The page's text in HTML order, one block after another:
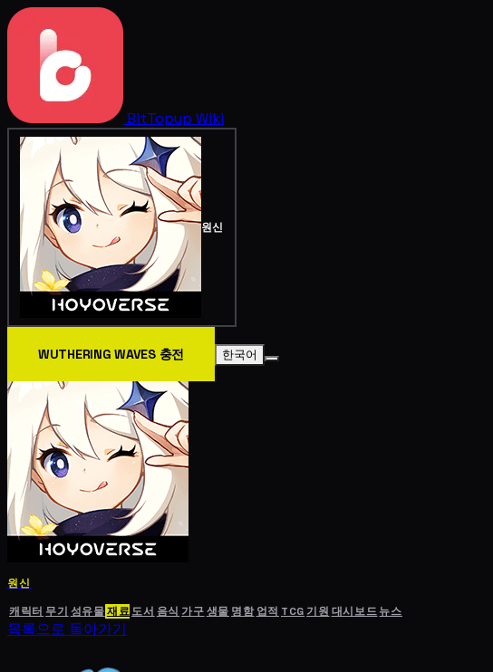
BitTopup Wiki
원신
WUTHERING WAVES 충전 한국어
원신
캐릭터 무기 성유물재료도서 음식 가구생물 명함 업적 TCG기원 대시보드뉴스
목록으로 돌아가기